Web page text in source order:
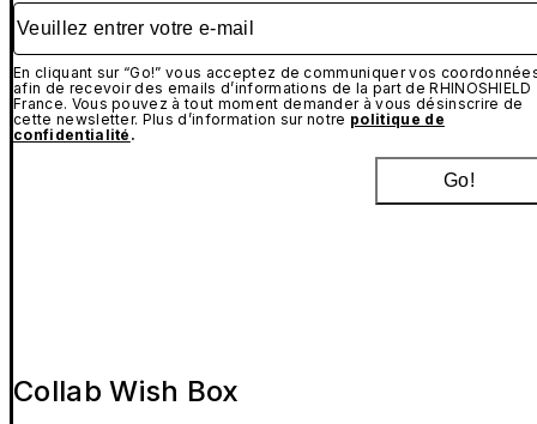
Veuillez entrer votre e-mail
En cliquant sur “Go!” vous acceptez de communiquer vos
afin de recevoir des emails d’informations de la part de RHINOSHIELD
France. Vous pouvez à tout moment demander à vous désinscrire de
cette newsletter. Plus d’information sur notre politique de
confidentialité .
Go!
Collab Wish Box